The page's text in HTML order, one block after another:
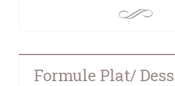
Formule Plat/